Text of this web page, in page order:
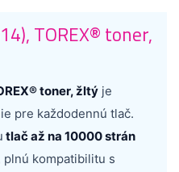
TOREX® toner,
toner, žltý je
pre každodennú tlač.
tlač až na 10000 strán
plnú kompatibilitu s